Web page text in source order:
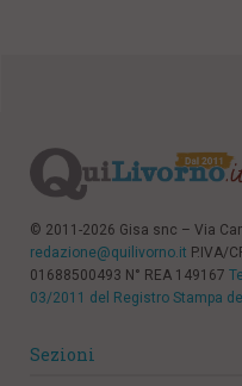
© 2011-2026 Gisa snc – Via
redazione@quilivorno.it P.IVA/
01688500493 N° REA 149167
03/2011 del Registro Stampa
Sezioni